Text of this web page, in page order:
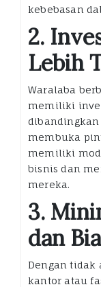
kebebasan
2.
Lebih
Waralaba
memiliki
dibandingkan
membuka
memiliki
bisnis dan
mereka.
3.
dan
Dengan tidak
kantor atau